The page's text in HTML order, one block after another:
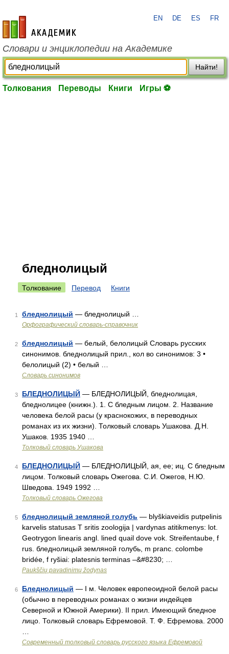
academic.ru
EN DE ES FR
Словари и энциклопедии на Академике
Найти!
Толкования Переводы Книги Игры ⚽
бледнолицый
Толкование Перевод Книги
1 бледнолицый — бледнолицый …
Орфографический словарь-справочник
2 бледнолицый — белый, белолицый Словарь русских
синонимов. бледнолицый прил., кол во синонимов: 3 •
белолицый (2) • белый …
Словарь синонимов
3 БЛЕДНОЛИЦЫЙ — БЛЕДНОЛИЦЫЙ, бледнолицая,
бледнолицее (книжн.). 1. С бледным лицом. 2. Название
человека белой расы (у краснокожих, в переводных
романах из их жизни). Толковый словарь Ушакова. Д.Н.
Ушаков. 1935 1940 …
Толковый словарь Ушакова
4 БЛЕДНОЛИЦЫЙ — БЛЕДНОЛИЦЫЙ, ая, ее; иц. С бледным
лицом. Толковый словарь Ожегова. С.И. Ожегов, Н.Ю.
Шведова. 1949 1992 …
Толковый словарь Ожегова
5 бледнолицый земляной голубь — blyškiaveidis putpelinis
karvelis statusas T sritis zoologija | vardynas atitikmenys: lot.
Geotrygon linearis angl. lined quail dove vok. Streifentaube, f
rus. бледнолицый земляной голубь, m pranc. colombe
bridée, f ryšiai: platesnis terminas –&#8230; …
Paukščių pavadinimų žodynas
6 Бледнолицый — I м. Человек европеоидной белой расы
(обычно в переводных романах о жизни индейцев
Северной и Южной Америки). II прил. Имеющий бледное
лицо. Толковый словарь Ефремовой. Т. Ф. Ефремова. 2000
Современный толковый словарь русского языка Ефремовой